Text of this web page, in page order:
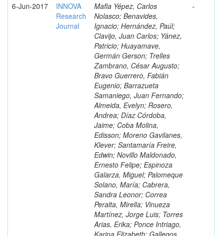
6-Jun-2017
INNOVA
Research
Journal
Mafla Yépez, Carlos
Nolasco; Benavides,
Ignacio; Hernández, Paúl;
Clavijo, Juan Carlos; Yánez,
Patricio; Huayamave,
Germán Gerson; Trelles
Zambrano, César Augusto;
Bravo Guerrero, Fabián
Eugenio; Barrazueta
Samaniego, Juan Fernando;
Almeida, Evelyn; Rosero,
Andrea; Díaz Córdoba,
Jaime; Coba Molina,
Edisson; Moreno Gavilanes,
Klever; Santamaría Freire,
Edwin; Novillo Maldonado,
Ernesto Felipe; Espinoza
Galarza, Miguel; Palomeque
Solano, María; Cabrera,
Sandra Leonor; Correa
Peralta, Mirella; Vinueza
Martínez, Jorge Luis; Torres
Arias, Erika; Ponce Intriago,
Karina Elizabeth; Gallegos
-